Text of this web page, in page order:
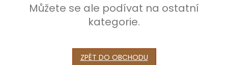
Můžete se ale podívat na ostatní
kategorie.
ZPĚT DO OBCHODU